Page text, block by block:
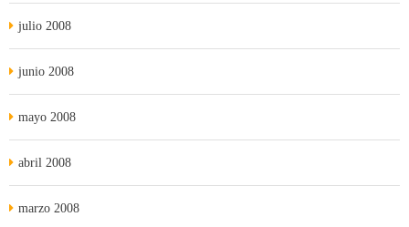
julio 2008
junio 2008
mayo 2008
abril 2008
marzo 2008